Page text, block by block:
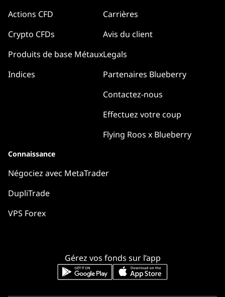
Gérez vos fonds sur l’app
Actions CFD
Crypto CFDs
Produits de base Métaux
Indices
Carrières
Avis du client
Legals
Partenaires Blueberry
Contactez-nous
Effectuez votre coup
Flying Roos x Blueberry
Connaissance
Négociez avec MetaTrader
DupliTrade
VPS Forex